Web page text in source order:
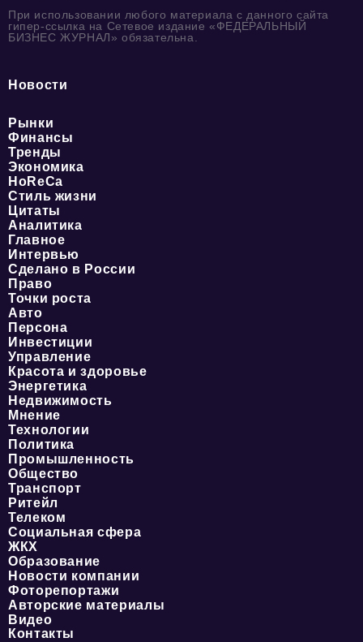
При использовании любого материала с данного сайта
гипер-ссылка на Сетевое издание «ФЕДЕРАЛЬНЫЙ
БИЗНЕС ЖУРНАЛ» обязательна.
Новости
Рынки
Финансы
Тренды
Экономика
HoReCa
Стиль жизни
Цитаты
Аналитика
Главное
Интервью
Сделано в России
Право
Точки роста
Авто
Персона
Инвестиции
Управление
Красота и здоровье
Энергетика
Недвижимость
Мнение
Технологии
Политика
Промышленность
Общество
Транспорт
Ритейл
Телеком
Социальная сфера
ЖКХ
Образование
Новости компании
Фоторепортажи
Авторские материалы
Видео
Контакты